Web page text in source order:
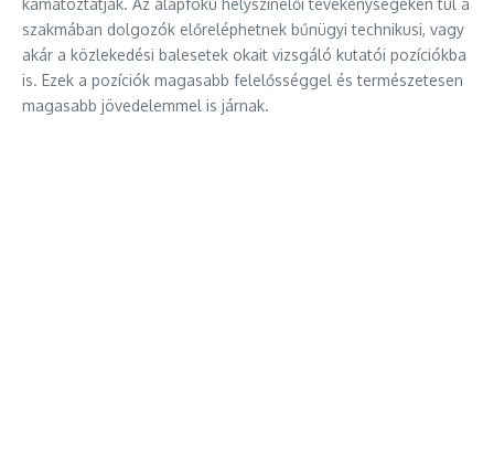
kamatoztatják. Az alapfokú helyszínelői tevékenységeken túl a
szakmában dolgozók előreléphetnek bűnügyi technikusi, vagy
akár a közlekedési balesetek okait vizsgáló kutatói pozíciókba
is. Ezek a pozíciók magasabb felelősséggel és természetesen
magasabb jövedelemmel is járnak.